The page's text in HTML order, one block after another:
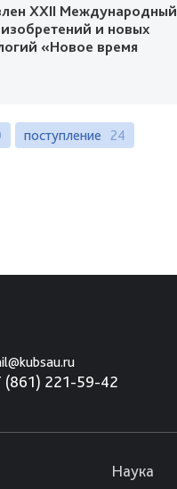
XXII Международный
и новых
«Новое время
поступление 24
(861) 221-59-42
Наука